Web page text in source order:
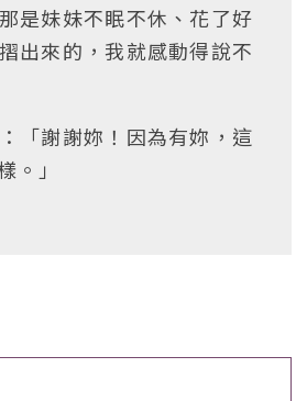
是妹妹不眠不休、花了好
出來的，我就感動得說不
「謝謝妳！因為有妳，這
。」